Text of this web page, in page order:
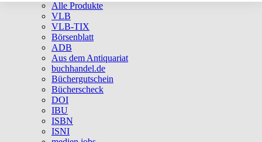
Alle Produkte
VLB
VLB-TIX
Börsenblatt
ADB
Aus dem Antiquariat
buchhandel.de
Büchergutschein
Bücherscheck
DOI
IBU
ISBN
ISNI